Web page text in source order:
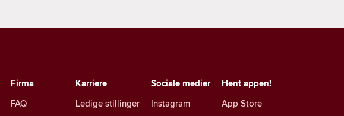
Sociale medier
Instagram
Karriere
Ledige stillinger
Firma
FAQ
Hent appen!
App Store